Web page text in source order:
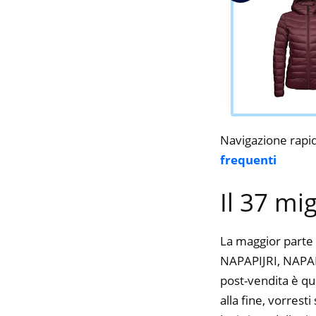
Navigazione
frequenti
Il 37
La maggior
NAPAPIJRI,
post-vendita è
alla fine, vorresti